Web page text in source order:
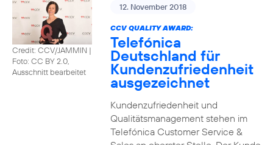
Credit: CCV/JAMMIN |
Foto: CC BY 2.0,
Ausschnitt bearbeitet
12. November 2018
CCV QUALITY AWARD:
Telefónica
Deutschland für
Kundenzufriedenheit
ausgezeichnet
Kundenzufriedenheit und
Qualitätsmanagement stehen im
Telefónica Customer Service &